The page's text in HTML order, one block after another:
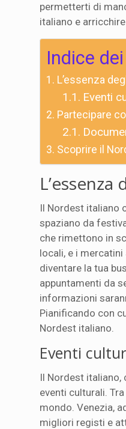
permetterti di
italiano e
Indice
L’essenza
Eventi
Partecipare
Scoprire il
Il Nordest italiano
spaziano da
che rimettono in
locali, e i
diventare la tua
appuntamenti da
informazioni
Pianificando con
Nordest italiano.
Eventi
Il Nordest
eventi culturali.
mondo. Venezia,
migliori registi e